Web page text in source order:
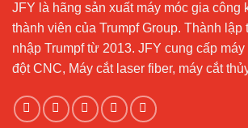
JFY là hãng sản xuất máy móc gia công
thành viên của Trumpf Group. Thành lập
nhập Trumpf từ 2013. JFY cung cấp
đột CNC, Máy cắt laser fiber, máy cắt